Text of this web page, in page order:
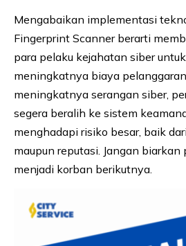
Mengabaikan implementasi
Fingerprint Scanner berarti
para pelaku kejahatan siber
meningkatnya biaya
meningkatnya serangan siber,
segera beralih ke sistem
menghadapi risiko besar, baik
maupun reputasi. Jangan
menjadi korban berikutnya.